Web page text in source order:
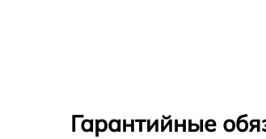
Гарантийные